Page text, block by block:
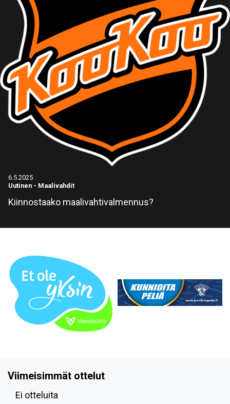
6.5.2025
Uutinen - Maalivahdit
Kiinnostaako maalivahtivalmennus?
Viimeisimmät ottelut
Ei otteluita